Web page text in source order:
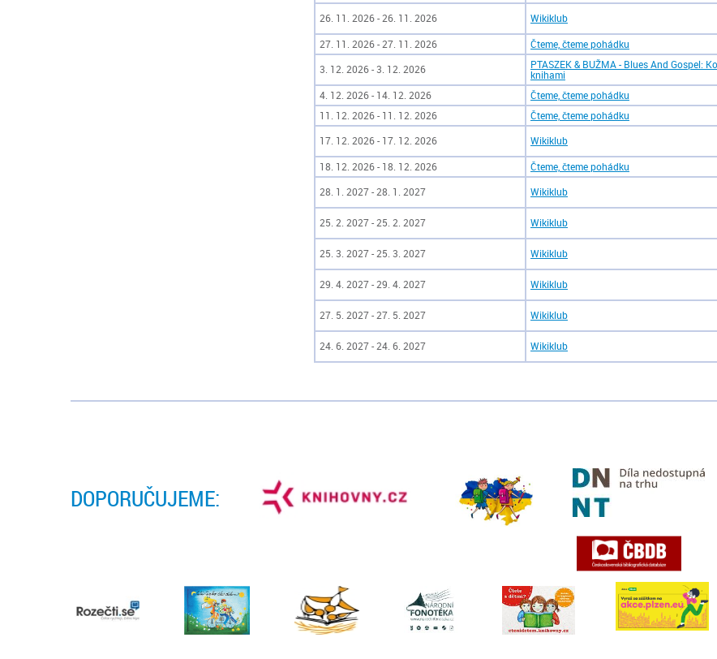
26. 11. 2026 - 26. 11. 2026 Wikiklub
27. 11. 2026 - 27. 11. 2026
Čteme, čteme pohádku
3. 12. 2026 - 3. 12. 2026
PTASZEK & BUŽMA - Blues And Gospel:
knihami
4. 12. 2026 - 14. 12. 2026 Čteme, čteme pohádku
11. 12. 2026 - 11. 12. 2026
Čteme, čteme pohádku
17. 12. 2026 - 17. 12. 2026 Wikiklub
18. 12. 2026 - 18. 12. 2026
Čteme, čteme pohádku
28. 1. 2027 - 28. 1. 2027 Wikiklub
25. 2. 2027 - 25. 2. 2027 Wikiklub
25. 3. 2027 - 25. 3. 2027 Wikiklub
29. 4. 2027 - 29. 4. 2027 Wikiklub
27. 5. 2027 - 27. 5. 2027 Wikiklub
24. 6. 2027 - 24. 6. 2027 Wikiklub
DOPORUČUJEME: